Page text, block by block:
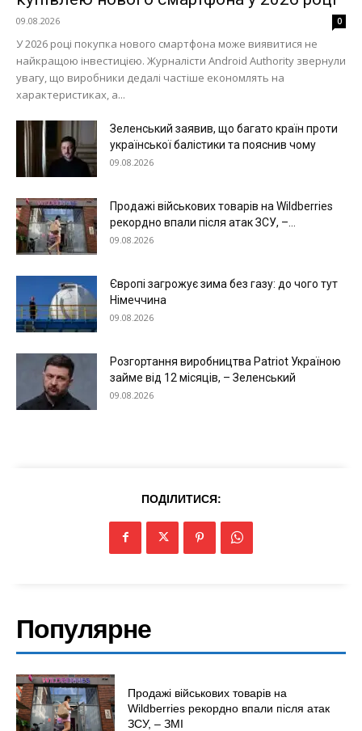
Київ
Україна
Економіка
Політика
Світ
Технології
09.08.2026 0
У 2026 році покупка нового смартфона може виявитися не
найкращою інвестицією. Журналісти Android Authority звернули
увагу, що виробники дедалі частіше економлять на
характеристиках, а...
Зеленський заявив, що багато країн проти
української балістики та пояснив чому
09.08.2026
Продажі військових товарів на Wildberries
рекордно впали після атак ЗСУ, –...
09.08.2026
Європі загрожує зима без газу: до чого тут
Німеччина
09.08.2026
Розгортання виробництва Patriot Україною
займе від 12 місяців, – Зеленський
09.08.2026
ПОДІЛИТИСЯ:
Популярне
Продажі військових товарів на
Wildberries рекордно впали після атак
ЗСУ, – ЗМІ